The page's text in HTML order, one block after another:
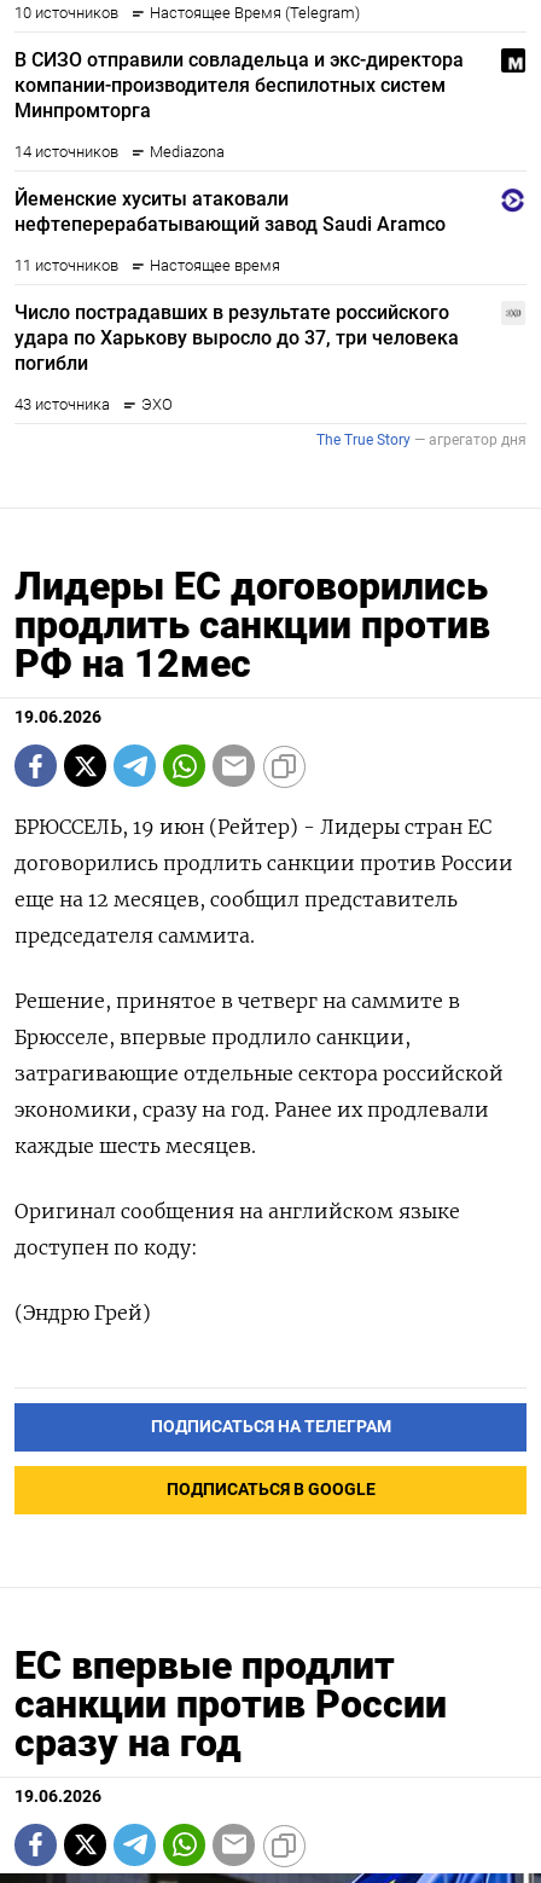
Лидеры ЕС договорились
продлить санкции против
РФ на 12мес
19.06.2026
БРЮССЕЛЬ, 19 июн (Рейтер) - Лидеры ‌стран ЕС
договорились продлить ​санкции против ​России ​
еще ⁠на ‌12 месяцев, ‌сообщил представитель
председателя саммита.
Решение, ​принятое ‌в ​четверг на ‌саммите в
Брюсселе, впервые продлило ​санкции, ​
затрагивающие ‌отдельные сектора ​российской
экономики, сразу на год. Ранее их продлевали ​
каждые ⁠шесть месяцев.
Оригинал сообщения ‌на английском ‌языке
доступен ​по коду:
(Эндрю ‌Грей)
ПОДПИСАТЬСЯ НА ТЕЛЕГРАМ
ПОДПИСАТЬСЯ В GOOGLE
ЕС впервые продлит
санкции против России
сразу на год
19.06.2026